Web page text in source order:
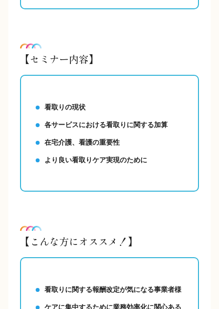
【セミナー内容】
看取りの現状
各サービスにおける看取りに関する加算
在宅介護、看護の重要性
より良い看取りケア実現のために
【こんな方にオススメ！】
看取りに関する報酬改定が気になる事業者様
ケアに集中するために業務効率化に関心ある